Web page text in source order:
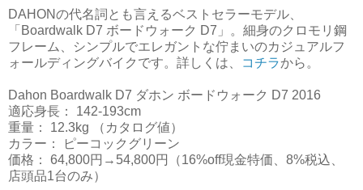
DAHONの代名詞とも言えるベストセラーモデル、
「Boardwalk D7 ボードウォーク D7」。細身のクロモリ鋼
フレーム、シンプルでエレガントな佇まいのカジュアルフ
ォールディングバイクです。詳しくは、
コチラから。
Dahon Boardwalk D7 ダホン ボードウォーク D7 2016
適応身長： 142-193cm
重量： 12.3kg （カタログ値）
カラー： ピーコックグリーン
価格： 64,800円→54,800円（16%off現金特価、8%税込、
店頭品1台のみ）